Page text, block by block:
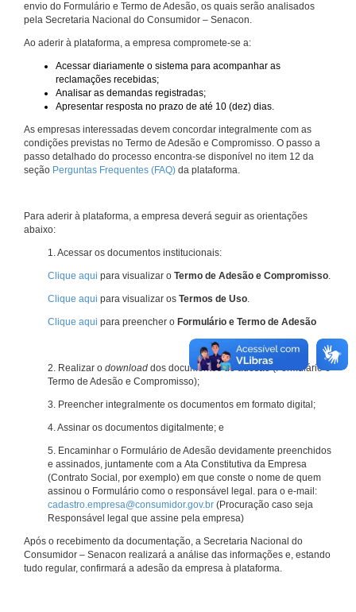
envio do Formulário e Termo de Adesão, os quais serão analisados
pela Secretaria Nacional do Consumidor – Senacon.
Ao aderir à plataforma, a empresa compromete-se a:
Acessar diariamente o sistema para acompanhar as
reclamações recebidas;
Analisar as demandas registradas;
Apresentar resposta no prazo de até 10 (dez) dias.
As empresas interessadas devem concordar integralmente com as
condições previstas no Termo de Adesão e Compromisso. O passo a
passo detalhado do processo encontra-se disponível no item 12 da
seção Perguntas Frequentes (FAQ) da plataforma.
Para aderir à plataforma, a empresa deverá seguir as orientações
abaixo:
1. Acessar os documentos institucionais:
Clique aqui para visualizar o Termo de Adesão e Compromisso.
Clique aqui para visualizar os Termos de Uso.
Clique aqui para preencher o Formulário e Termo de Adesão
2. Realizar o download dos documentos de adesão (Formulário e
Termo de Adesão e Compromisso);
3. Preencher integralmente os documentos em formato digital;
4. Assinar os documentos digitalmente; e
5. Encaminhar o Formulário de Adesão devidamente preenchidos
e assinados, juntamente com a Ata Constitutiva da Empresa
(Contrato Social, por exemplo) em que conste o nome de quem
assinou o Formulário como o responsável legal. para o e-mail:
cadastro.empresa@consumidor.gov.br (Procuração caso seja
Responsável legal que assine pela empresa)
Após o recebimento da documentação, a Secretaria Nacional do
Consumidor – Senacon realizará a análise das informações e, estando
tudo regular, confirmará a adesão da empresa à plataforma.